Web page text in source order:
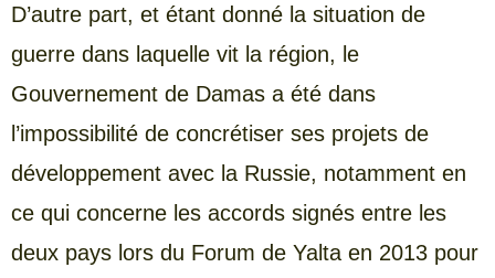
D’autre part, et étant donné la situation de
guerre dans laquelle vit la région, le
Gouvernement de Damas a été dans
l’impossibilité de concrétiser ses projets de
développement avec la Russie, notamment en
ce qui concerne les accords signés entre les
deux pays lors du Forum de Yalta en 2013 pour